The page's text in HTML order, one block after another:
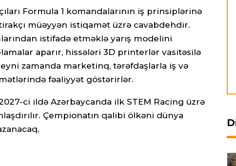
Formula 1 komandalarının iş prinsiplərinə
müəyyən istiqamət üzrə cavabdehdir.
istifadə etməklə yarış modelini
aparır, hissələri 3D printerlər vasitəsilə
eyni zamanda marketinq, tərəfdaşlarla iş və
fəaliyyət göstərirlər.
ci ildə Azərbaycanda ilk STEM Racing üzrə
Çempionatın qalibi ölkəni dünya